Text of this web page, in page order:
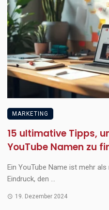
MARKETING
15 ultimative Tipps,
YouTube Namen zu
Ein YouTube Name ist mehr
Eindruck, den ...
19. Dezember 2024